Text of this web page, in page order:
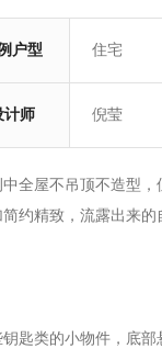
户型 住宅
计师 倪莹
全屋不吊顶不造型
约精致，流露出来的
匙类的小物件，底